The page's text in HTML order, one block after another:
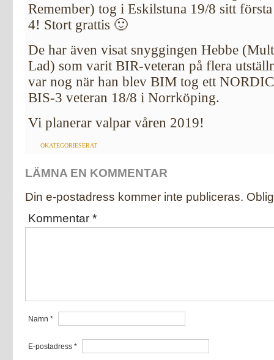
Remember) tog i Eskilstuna 19/8 sitt
4! Stort grattis 🙂
De har även visat snyggingen Hebbe
Lad) som varit BIR-veteran på flera
var nog när han blev BIM tog ett
BIS-3 veteran 18/8 i Norrköping.
Vi planerar valpar våren 2019!
OKATEGORIESERAT
LÄMNA EN KOMMENTAR
Din e-postadress kommer inte publiceras.
Kommentar *
Namn *
E-postadress *